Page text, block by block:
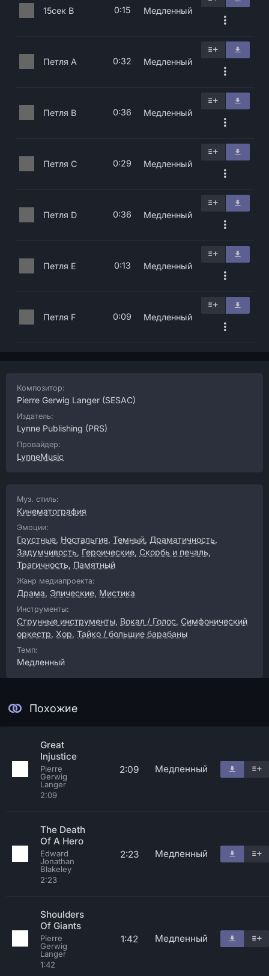
15сек B 0:15 Медленный
Петля A 0:32 Медленный
Петля B 0:36 Медленный
Петля C 0:29 Медленный
Петля D 0:36 Медленный
Петля E 0:13 Медленный
Петля F 0:09 Медленный
Композитор:
Pierre Gerwig Langer (SESAC)
Издатель:
Lynne Publishing (PRS)
Провайдер:
LynneMusic
Муз. стиль:
Кинематография
Эмоции:
Грустные, Ностальгия, Темный, Драматичность,
Задумчивость, Героические, Скорбь и печаль,
Трагичность, Памятный
Жанр медиапроекта:
Драма, Эпические, Мистика
Инструменты:
Струнные инструменты, Вокал / Голос, Симфонический
оркестр, Хор, Тайко / большие барабаны
Темп:
Медленный
Похожие
Great
Injustice
Pierre
Gerwig
Langer
2:09
2:09 Медленный
The Death
Of A Hero
Edward
Jonathan
Blakeley
2:23
2:23 Медленный
Shoulders
Of Giants
Pierre
Gerwig
Langer
1:42
1:42 Медленный